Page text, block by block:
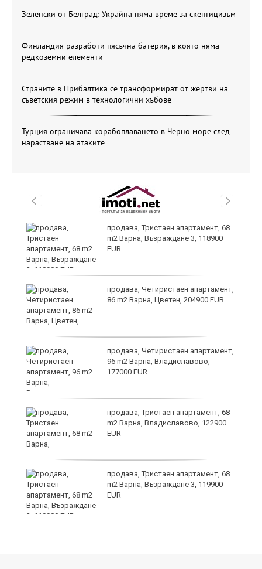
Зеленски от Белград: Украйна няма време за скептицизъм
Финландия разработи пясъчна батерия, в която няма
редкоземни елементи
Страните в Прибалтика се трансформират от жертви на
съветския режим в технологични хъбове
Турция ограничава корабоплаването в Черно море след
нарастване на атаките
продава, Тристаен апартамент, 68
m2 Варна, Възраждане 3, 118900
EUR
продава, Четиристаен апартамент,
86 m2 Варна, Цветен, 204900 EUR
продава, Четиристаен апартамент,
96 m2 Варна, Владиславово,
177000 EUR
продава, Тристаен апартамент, 68
m2 Варна, Владиславово, 122900
EUR
продава, Тристаен апартамент, 68
m2 Варна, Възраждане 3, 119900
EUR